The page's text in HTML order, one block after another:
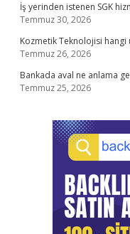
İş yerinden istenen SGK
Temmuz 30, 2026
Kozmetik Teknolojisi
Temmuz 26, 2026
Bankada aval ne anlama
Temmuz 25, 2026